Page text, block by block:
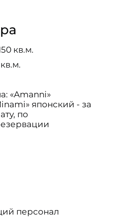
кв.м.
«Amanni»
японский - за
по
персонал